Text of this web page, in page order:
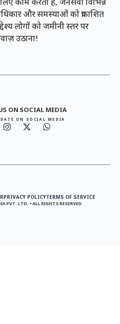
काम करता है, जनसेवा विभिन्न
और समस्याओं को प्रकाशित
लोगों को जमीनी स्तर पर
उठाना!
ON SOCIAL MEDIA
ON SOCIAL MEDIA
PRIVACY POLICYTERMS OF SERVICE
PVT. LTD. • ALL RIGHTS RESERVED